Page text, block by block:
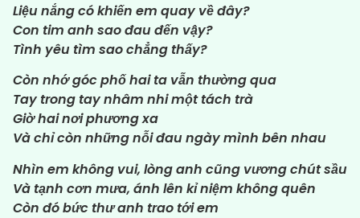
Liệu nắng có khiến em quay về đây?
Con tim anh sao đau đến vậy?
Tình yêu tìm sao chẳng thấy?
Còn nhớ góc phố hai ta vẫn thường qua
Tay trong tay nhâm nhi một tách trà
Giờ hai nơi phương xa
Và chỉ còn những nỗi đau ngày mình bên nhau
Nhìn em không vui, lòng anh cũng vương chút sầu
Và tạnh cơn mưa, ánh lên kỉ niệm không quên
Còn đó bức thư anh trao tới em